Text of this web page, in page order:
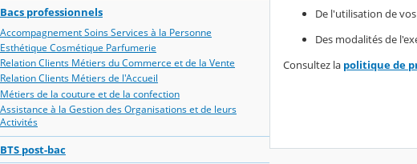
Bacs professionnels
Accompagnement Soins Services à la Personne
Esthétique Cosmétique Parfumerie
Relation Clients Métiers du Commerce et de la Vente
Relation Clients Métiers de l'Accueil
Métiers de la couture et de la confection
Assistance à la Gestion des Organisations et de leurs
Activités
BTS post-bac
De l'utilisation de
Des modalités de
Consultez la politique de